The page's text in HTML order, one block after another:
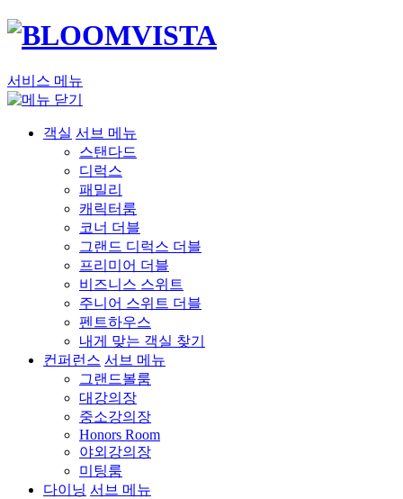
서비스 메뉴
객실 서브 메뉴
스탠다드
디럭스
패밀리
캐릭터룸
코너 더블
그랜드 디럭스 더블
프리미어 더블
비즈니스 스위트
주니어 스위트 더블
펜트하우스
내게 맞는 객실 찾기
컨퍼런스 서브 메뉴
그랜드볼룸
대강의장
중소강의장
Honors Room
야외강의장
미팅룸
다이닝 서브 메뉴